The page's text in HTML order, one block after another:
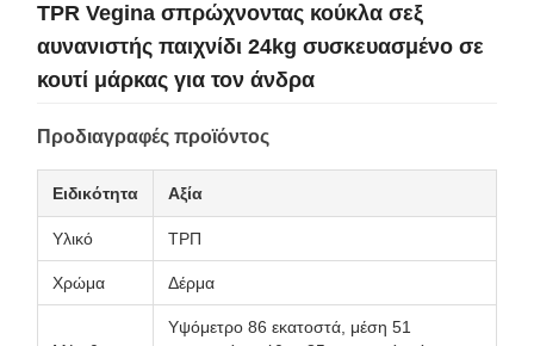
TPR Vegina σπρώχνοντας κούκλα σεξ
αυνανιστής παιχνίδι 24kg συσκευασμένο σε
κουτί μάρκας για τον άνδρα
Προδιαγραφές προϊόντος
Ειδικότητα Αξία
Υλικό ΤΡΠ
Χρώμα Δέρμα
Υψόμετρο 86 εκατοστά, μέση 51